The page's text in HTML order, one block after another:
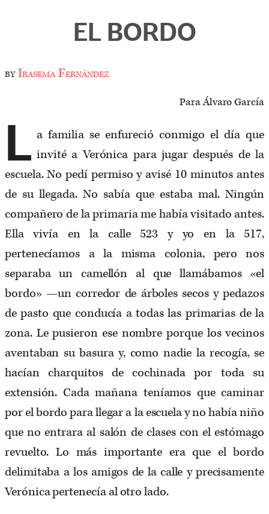
EL BORDO
byIrasema Fernández
Para Álvaro García
L a familia se enfureció conmigo el día que
invité a Verónica para jugar después de la
escuela. No pedí permiso y avisé 10 minutos antes
de su llegada. No sabía que estaba mal. Ningún
compañero de la primaria me había visitado antes.
Ella vivía en la calle 523 y yo en la 517,
pertenecíamos a la misma colonia, pero nos
separaba un camellón al que llamábamos «el
bordo» —un corredor de árboles secos y pedazos
de pasto que conducía a todas las primarias de la
zona. Le pusieron ese nombre porque los vecinos
aventaban su basura y, como nadie la recogía, se
hacían charquitos de cochinada por toda su
extensión. Cada mañana teníamos que caminar
por el bordo para llegar a la escuela y no había niño
que no entrara al salón de clases con el estómago
revuelto. Lo más importante era que el bordo
delimitaba a los amigos de la calle y precisamente
Verónica pertenecía al otro lado.